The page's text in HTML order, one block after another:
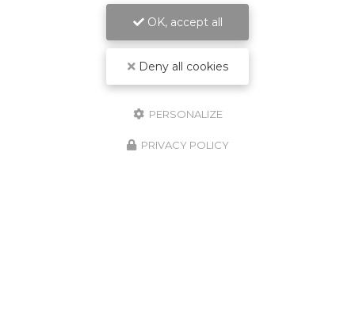
OK, accept all
Deny all cookies
PERSONALIZE
PRIVACY POLICY